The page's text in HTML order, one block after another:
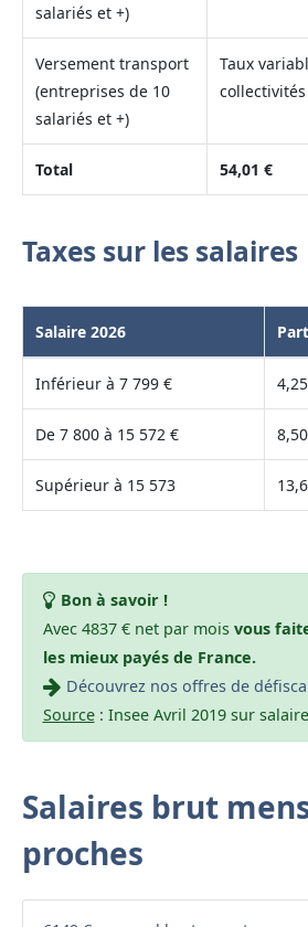
salariés et +)
Versement transport
(entreprises de 10
salariés et +)
Taux
collectivités
Total 54,01 €
Taxes sur les salaires
Salaire 2026
Inférieur à 7 799 €
De 7 800 à 15 572 €
Supérieur à 15 573
Bon à savoir !
Avec 4837 € net par mois vous
les mieux payés de France.
Découvrez nos offres de
Source: Insee Avril 2019 sur
Salaires brut
proches